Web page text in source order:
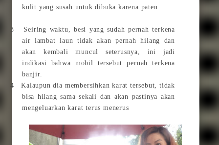
kulit yang susah untuk dibuka karena paten.
3 Seiring waktu, besi yang sudah pernah terkena
air lambat laun tidak akan pernah hilang dan
akan kembali muncul seterusnya, ini jadi
indikasi bahwa mobil tersebut pernah terkena
banjir.
4 Kalaupun dia membersihkan karat tersebut, tidak
bisa hilang sama sekali dan akan pastinya akan
mengeluarkan karat terus menerus